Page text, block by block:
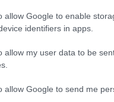
allow Google to enable
identifiers in apps.
allow my user data to be
allow Google to send me